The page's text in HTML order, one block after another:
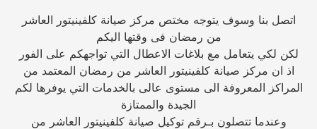
اتصل بنا وسوف يتوجه مختص مركز صيانة كلفينيتور العاشر
من رمضان فى وقتها اليكم
لكن لكي يتعامل مع بلاغات الاعطال التي تواجهكم على الفور
اذ ان مركز صيانة كلفينيتور العاشر من رمضان المعتمد من
المراكز المعروفة الى مستوى عالى بالخدمات التي يوفرها لكم
الجيدة والممتازة
وعندما تتصلون بـرقم توكيل صيانة كلفينيتور العاشر من